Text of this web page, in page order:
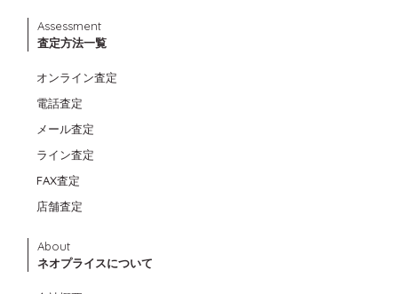
Assessment
査定方法一覧
オンライン査定
電話査定
メール査定
ライン査定
FAX査定
店舗査定
About
ネオプライスについて